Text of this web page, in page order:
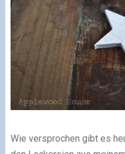
Wie versprochen gibt es